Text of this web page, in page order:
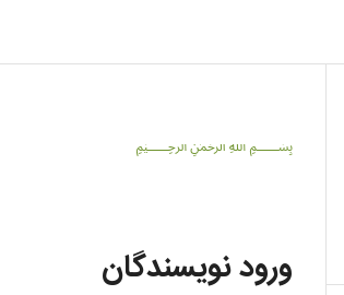
﷽
ورود نویسندگان